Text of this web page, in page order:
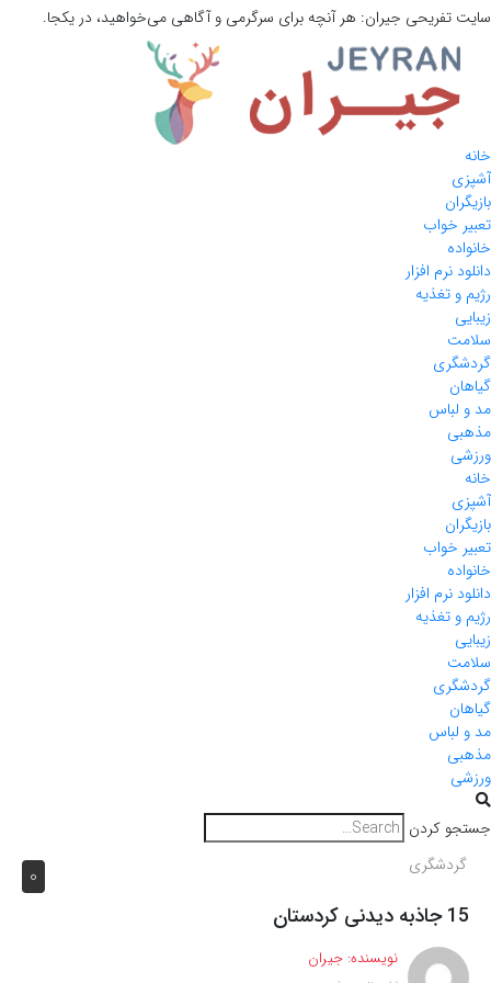
سایت تفریحی جیران: هر آنچه برای سرگرمی و آگاهی می‌خواهید، در یکجا.
خانه
آشپزی
بازیگران
تعبیر خواب
خانواده
دانلود نرم افزار
رژیم و تغذیه
زیبایی
سلامت
گردشگری
گیاهان
مد و لباس
مذهبی
ورزشی
خانه
آشپزی
بازیگران
تعبیر خواب
خانواده
دانلود نرم افزار
رژیم و تغذیه
زیبایی
سلامت
گردشگری
گیاهان
مد و لباس
مذهبی
ورزشی
جستجو کردن
0 گردشگری
15 جاذبه دیدنی کردستان
نویسنده: جیران